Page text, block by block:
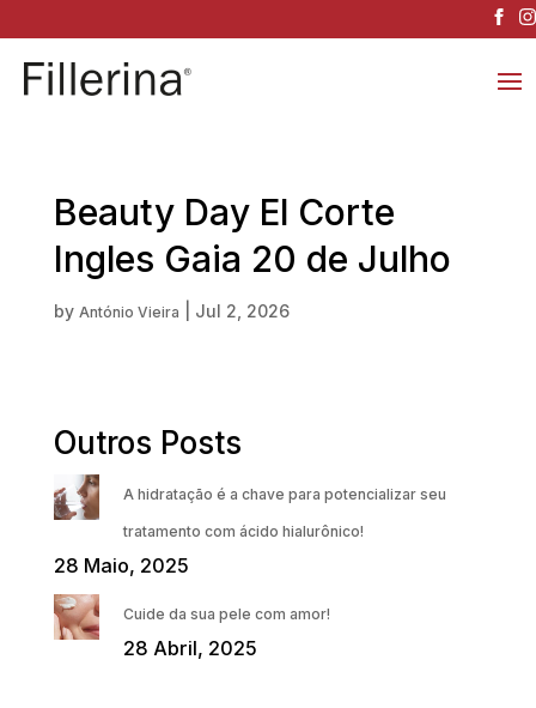
Beauty Day El Corte
Ingles Gaia 20 de Julho
by António Vieira Jul 2, 2026
Outros Posts
A hidratação é a chave para potencializar seu
tratamento com ácido hialurônico!
28 Maio, 2025
Cuide da sua pele com amor!
28 Abril, 2025